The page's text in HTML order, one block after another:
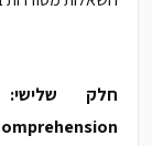
חלק